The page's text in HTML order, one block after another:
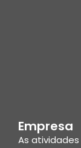
Empresa
As